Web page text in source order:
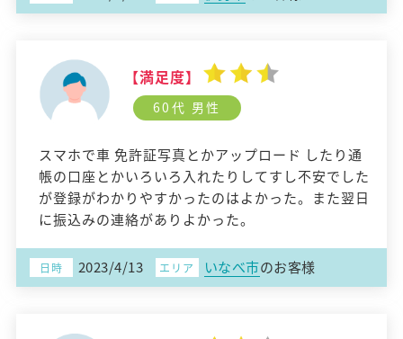
【満足度】
60代 男性
スマホで車 免許証写真とかアップロード したり通
帳の口座とかいろいろ入れたりしてすし不安でした
が登録がわかりやすかったのはよかった。また翌日
に振込みの連絡がありよかった。
日時 2023/4/13 エリア いなべ市のお客様